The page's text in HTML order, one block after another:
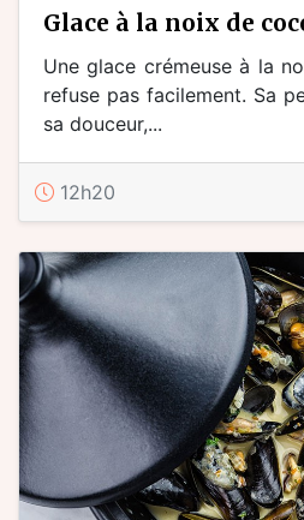
glace à la noix de
Une glace crémeuse à la
refuse pas facilement. Sa
sa douceur,...
12h20